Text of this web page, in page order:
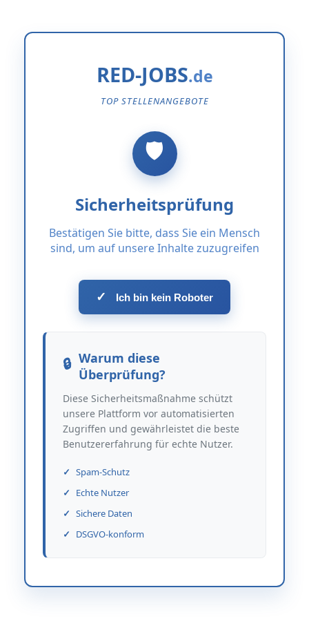
RED-JOBS
TOP STELLENANGEBOTE
Sicherheitsprüfung
Bestätigen Sie bitte, dass Sie ein Mensch
sind, um auf unsere Inhalte zuzugreifen
✓ Ich bin kein Roboter
Warum diese
Überprüfung?
Diese Sicherheitsmaßnahme schützt
unsere Plattform vor automatisierten
Zugriffen und gewährleistet die beste
Benutzererfahrung für echte Nutzer.
Spam-Schutz
Echte Nutzer
Sichere Daten
DSGVO-konform